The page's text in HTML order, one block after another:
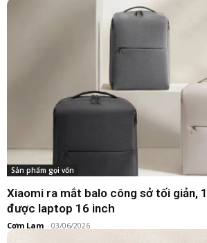
Máy trồng thủy canh điều khiển qua
01/05/2026
Sản phẩm gọi vốn
Xiaomi ra mắt balo công sở tối giản,
được laptop 16 inch
Cơm Lam - 03/06/2026